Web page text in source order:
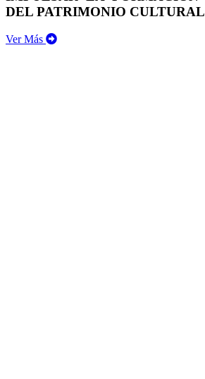
DEL PATRIMONIO CULTURAL
Ver Más